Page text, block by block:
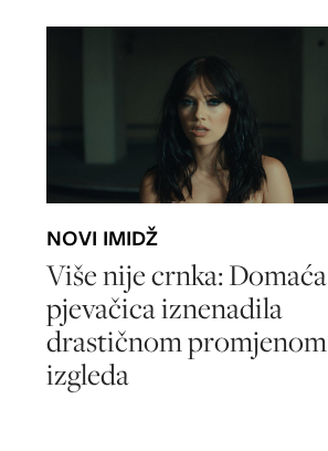
NOVI IMIDŽ
Više nije crnka: Domaća
pjevačica iznenadila
drastičnom promjenom
izgleda